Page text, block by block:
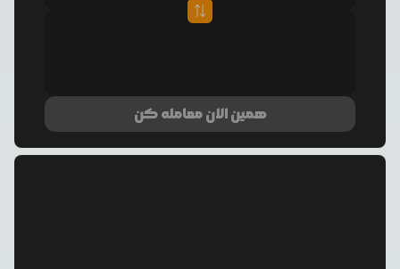
همین الان معامله کن